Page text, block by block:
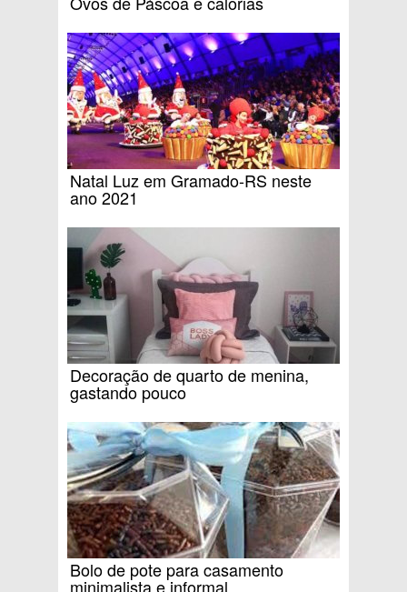
Natal Luz em Gramado-RS neste
ano 2021
Decoração de quarto de menina,
gastando pouco
Bolo de pote para casamento
minimalista e informal.